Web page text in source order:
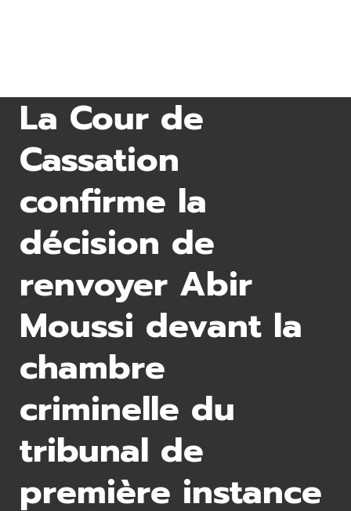
La Cour de
Cassation
confirme la
décision de
renvoyer Abir
Moussi devant la
chambre
criminelle du
tribunal de
première instance